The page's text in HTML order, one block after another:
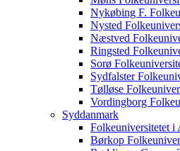
Nykøbing F.
Nysted
Næstved
Ringsted
Sorø
Sydfalster
Tølløse
Vordingborg
Syddanmark
Folkeuniversitetet i
Børkop